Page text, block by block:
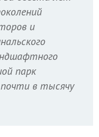
и
парк
в тысячу